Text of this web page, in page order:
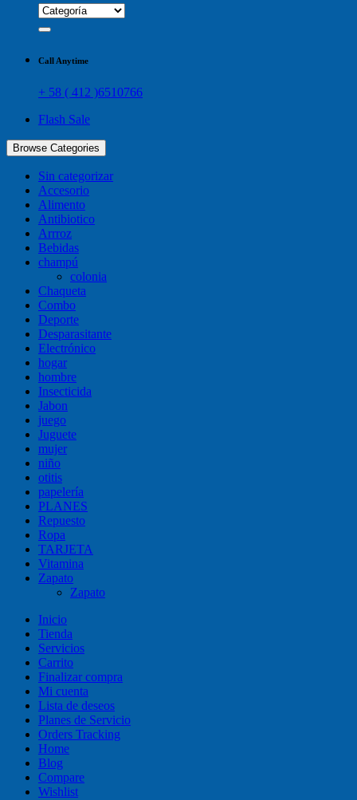
Call Anytime
+ 58 ( 412 )6510766
Flash Sale
Browse Categories
Sin categorizar
Accesorio
Alimento
Antibiotico
Arrroz
Bebidas
champú
colonia
Chaqueta
Combo
Deporte
Desparasitante
Electrónico
hogar
hombre
Insecticida
Jabon
juego
Juguete
mujer
niño
otitis
papelería
PLANES
Repuesto
Ropa
TARJETA
Vitamina
Zapato
Zapato
Inicio
Tienda
Servicios
Carrito
Finalizar compra
Mi cuenta
Lista de deseos
Planes de Servicio
Orders Tracking
Home
Blog
Compare
Wishlist